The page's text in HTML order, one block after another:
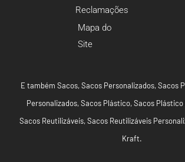
Reclamações
Mapa do
Site
E também Sacos,Sacos Personalizados,Sacos
Personalizados,Sacos Plástico,Sacos
Sacos Reutilizáveis,Sacos Reutilizáveis
Kraft.